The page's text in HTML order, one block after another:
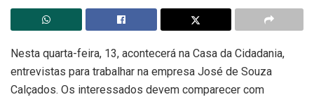
Nesta quarta-feira, 13, acontecerá na Casa da Cidadania,
entrevistas para trabalhar na empresa José de Souza
Calçados. Os interessados devem comparecer com